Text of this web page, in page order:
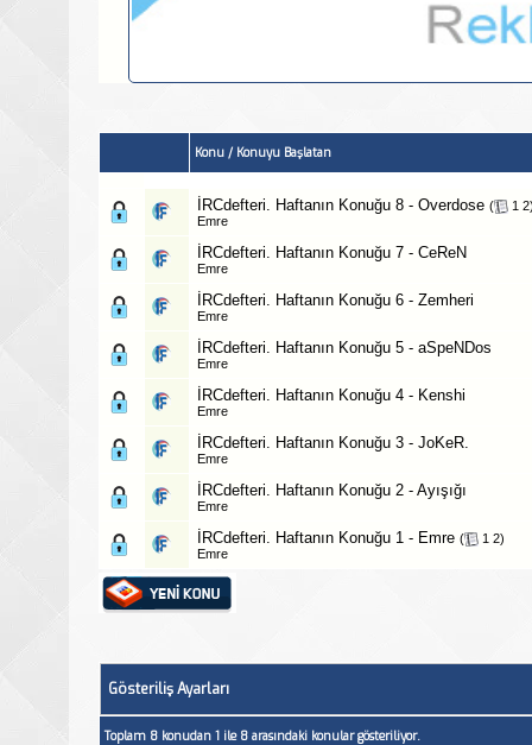
Konu / Konuyu Başlatan
İRCdefteri. Haftanın Konuğu 8 - Overdose ( 1 2
Emre
İRCdefteri. Haftanın Konuğu 7 - CeReN
Emre
İRCdefteri. Haftanın Konuğu 6 - Zemheri
Emre
İRCdefteri. Haftanın Konuğu 5 - aSpeNDos
Emre
İRCdefteri. Haftanın Konuğu 4 - Kenshi
Emre
İRCdefteri. Haftanın Konuğu 3 - JoKeR.
Emre
İRCdefteri. Haftanın Konuğu 2 - Ayışığı
Emre
İRCdefteri. Haftanın Konuğu 1 - Emre ( 1 2)
Emre
Gösteriliş Ayarları
Toplam 8 konudan 1 ile 8 arasındaki konular gösteriliyor.